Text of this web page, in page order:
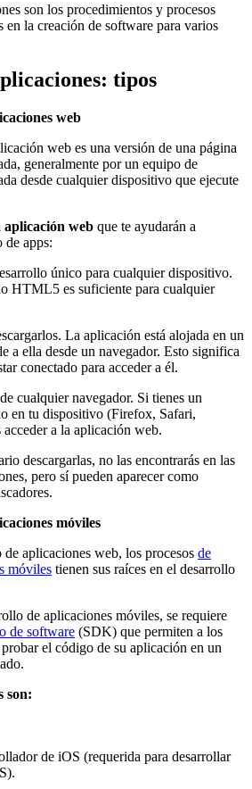
son los procedimientos y procesos
en la creación de software para varios
tipos
web
web es una versión de una página
generalmente por un equipo de
desde cualquier dispositivo que ejecute
aplicación web que te ayudarán a
de apps:
único para cualquier dispositivo.
HTML5 es suficiente para cualquier
La aplicación está alojada en un
a ella desde un navegador. Esto significa
conectado para acceder a él.
cualquier navegador. Si tienes un
en tu dispositivo (Firefox, Safari,
a la aplicación web.
descargarlas, no las encontrarás en las
pero sí pueden aparecer como
móviles
aplicaciones web, los procesos de
móviles tienen sus raíces en el desarrollo
de aplicaciones móviles, se requiere
de software (SDK) que permiten a los
el código de su aplicación en un
son:
de iOS (requerida para desarrollar